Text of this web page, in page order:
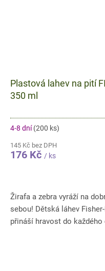
Plastová lahev na pití
350 ml
4-8 dní(200 ks)
145 Kč bez DPH
176 Kč / ks
Žirafa a zebra vyráží na
sebou! Dětská láhev
přináší hravost do